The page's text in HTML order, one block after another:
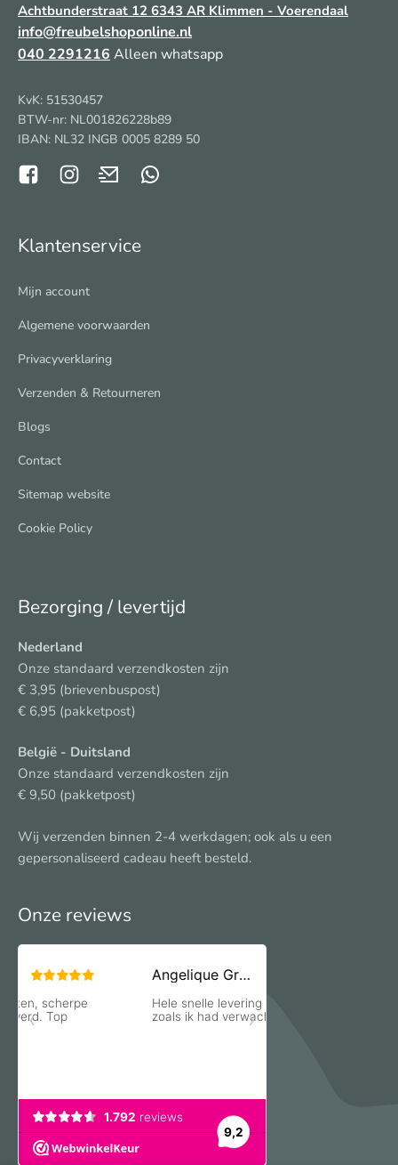
Achtbunderstraat 12 6343 AR Klimmen - Voerendaal
info@freubelshoponline.nl
040 2291216 Alleen whatsapp
KvK: 51530457
BTW-nr: NL001826228b89
IBAN: NL32 INGB 0005 8289 50
Klantenservice
Mijn account
Algemene voorwaarden
Privacyverklaring
Verzenden & Retourneren
Blogs
Contact
Sitemap website
Cookie Policy
Bezorging / levertijd
Nederland
Onze standaard verzendkosten zijn
€ 3,95 (brievenbuspost)
€ 6,95 (pakketpost)
België - Duitsland
Onze standaard verzendkosten zijn
€ 9,50 (pakketpost)
Wij verzenden binnen 2-4 werkdagen; ook als u een
gepersonaliseerd cadeau heeft besteld.
Onze reviews